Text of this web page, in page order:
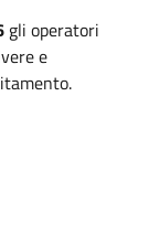
gli operatori
e